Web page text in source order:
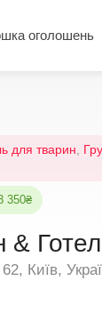
оголошень
для тварин
350₴
&
Київ,